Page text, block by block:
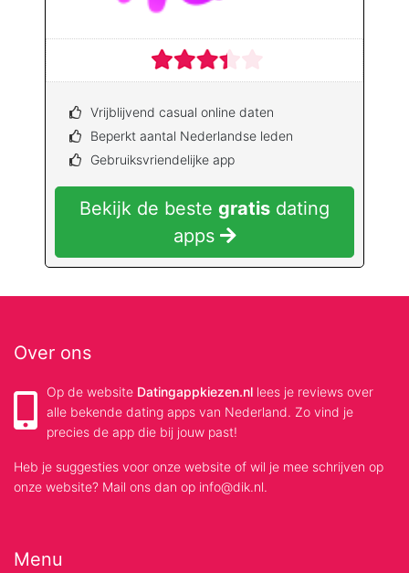
Vrijblijvend casual online daten
Beperkt aantal Nederlandse leden
Gebruiksvriendelijke app
Bekijk de beste gratis dating
apps
Over ons
Op de website Datingappkiezen.nl lees je reviews over
alle bekende dating apps van Nederland. Zo vind je
precies de app die bij jouw past!
Heb je suggesties voor onze website of wil je mee schrijven op
onze website? Mail ons dan op info@dik.nl.
Menu